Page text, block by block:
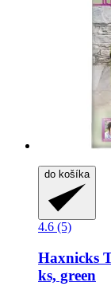
do košíka
4.6 (5)
Haxnicks
ks, green